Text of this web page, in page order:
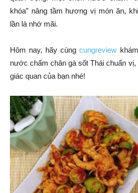
khóa” nâng tầm hương vị món ăn,
lần là nhớ mãi.
Hôm nay, hãy cùngcungreview
nước chấm chân gà sốt Thái chuẩn
giác quan của bạn nhé!